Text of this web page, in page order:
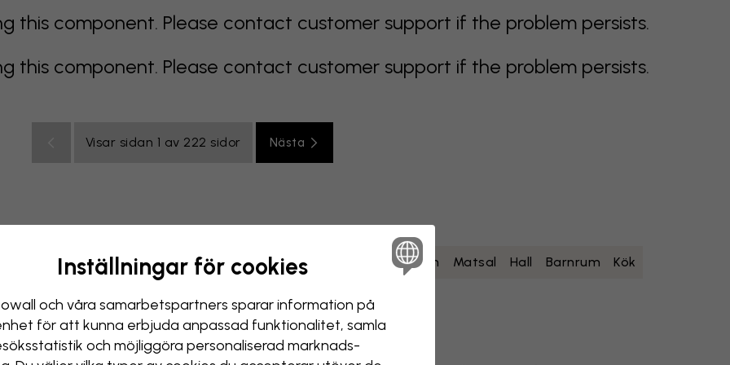
this component. Please contact customer support if the problem persists.
this component. Please contact customer support if the problem persists.
Visar sidan 1 av 222 sidor Nästa
orange rosa lila röd turkos vit gul Sovrum Matsal Hall Barnrum Kök
Inställningar för cookies
och våra samarbets­partners sparar information på
för att kunna erbjuda anpassad funktionalitet, samla
och möjliggöra personaliserad marknads­